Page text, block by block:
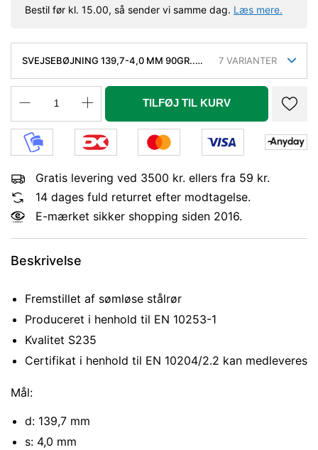
Bestil før kl. 15.00, så sender vi samme dag. Læs mere.
SVEJSEBØJNING 139,7-4,0 MM 90GR..
7 VARIANTER
TILFØJ TIL KURV
Gratis levering ved 3500 kr. ellers fra 59 kr.
14 dages fuld returret efter modtagelse.
E-mærket sikker shopping siden 2016.
Beskrivelse
Fremstillet af sømløse stålrør
Produceret i henhold til EN 10253-1
Kvalitet S235
Certifikat i henhold til EN 10204/2.2 kan medleveres
Mål:
d: 139,7 mm
s: 4,0 mm